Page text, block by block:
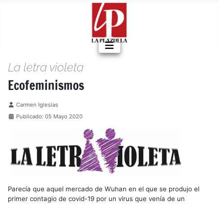
La letra violeta
Ecofeminismos
Detalles
Carmen Iglesias
Publicado: 05 Mayo 2020
Parecía que aquel mercado de Wuhan en el que se produjo el
primer contagio de covid-19 por un virus que venía de un